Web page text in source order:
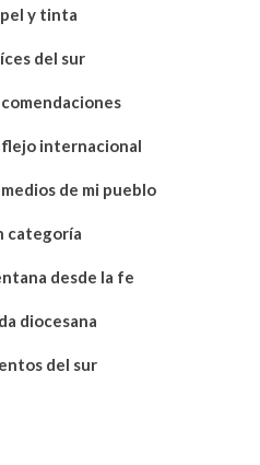
y tinta
del sur
internacional
de mi pueblo
categoría
desde la fe
diocesana
del sur